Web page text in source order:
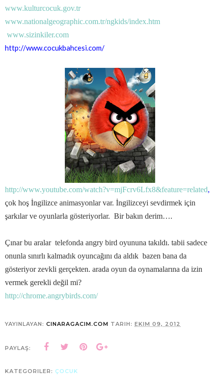
www.kulturcocuk.gov.tr
www.nationalgeographic.com.tr/ngkids/index.htm
www.sizinkiler.com
http://www.cocukbahcesi.com/
http://www.youtube.com/watch?v=mjFcrv6Lfx8&feature=related,
çok hoş İngilizce animasyonlar var. İngilizceyi sevdirmek için
şarkılar ve oyunlarla gösteriyorlar. Bir bakın derim….
Çınar bu aralar telefonda angry bird oyununa takıldı. tabii sadece
onunla sınırlı kalmadık oyuncağını da aldık bazen bana da
gösteriyor zevkli gerçekten. arada oyun da oynamalarına da izin
vermek gerekli değil mi?
http://chrome.angrybirds.com/
YAYINLAYAN: CINARAGACIM.COM TARIH: EKIM 09, 2012
PAYLAŞ:
KATEGORILER: ÇOCUK